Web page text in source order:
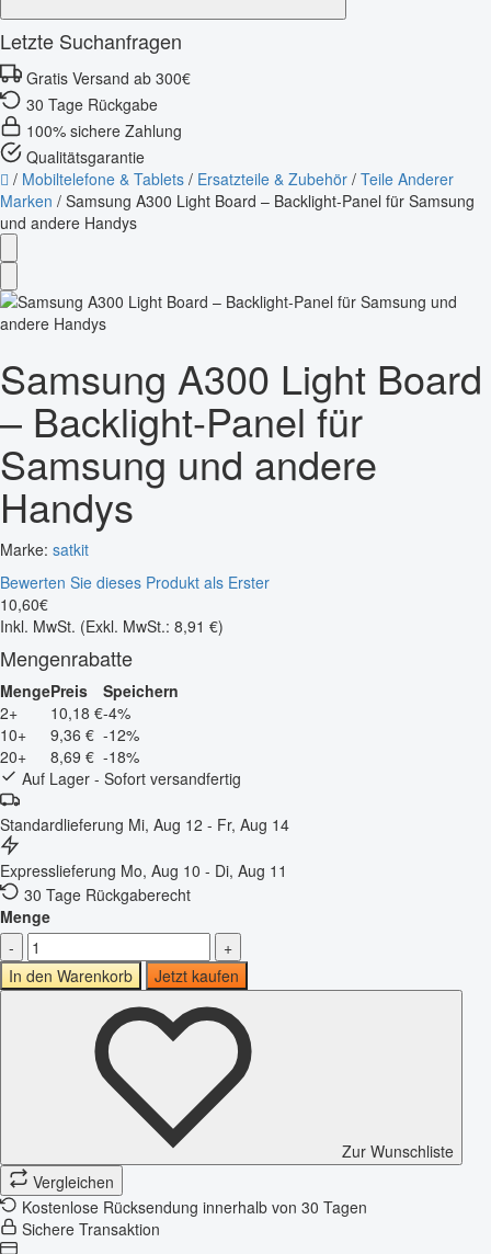
Letzte Suchanfragen
Gratis Versand ab 300€
30 Tage Rückgabe
100% sichere Zahlung
Qualitätsgarantie
/ Mobiltelefone & Tablets / Ersatzteile & Zubehör / Teile Anderer
Marken / Samsung A300 Light Board – Backlight-Panel für Samsung
und andere Handys
Samsung A300 Light Board
– Backlight-Panel für
Samsung und andere
Handys
Marke: satkit
Bewerten Sie dieses Produkt als Erster
10,60€
Inkl. MwSt. (Exkl. MwSt.: 8,91 €)
Mengenrabatte
MengePreis
Speichern
2+
10,18 €-4%
10+
9,36 € -12%
20+
8,69 € -18%
Auf Lager - Sofort versandfertig
Standardlieferung Mi, Aug 12 - Fr, Aug 14
Expresslieferung Mo, Aug 10 - Di, Aug 11
30 Tage Rückgaberecht
Menge
-
+
In den Warenkorb
Jetzt kaufen
Zur Wunschliste
Vergleichen
Kostenlose Rücksendung innerhalb von 30 Tagen
Sichere Transaktion